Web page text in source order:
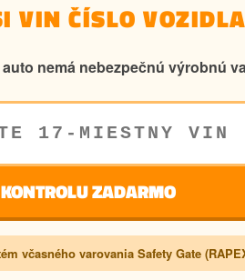
VIN ČÍSLO VOZIDLA
nemá nebezpečnú výrobnú
ZADARMO
včasného varovania Safety Gate